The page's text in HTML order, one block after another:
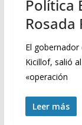
Política
El gobernador
Kicillof, salió
«operación
Leer más